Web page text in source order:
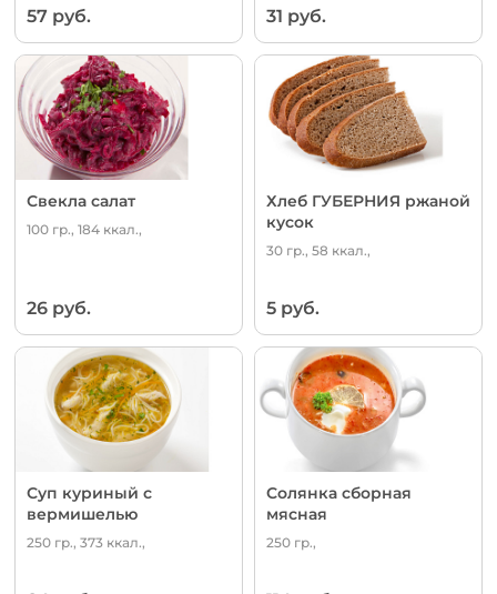
57 руб. 31 руб.
Свекла салат
100 гр., 184 ккал.,
26 руб.
Хлеб ГУБЕРНИЯ ржаной
кусок
30 гр., 58 ккал.,
5 руб.
Суп куриный с
вермишелью
250 гр., 373 ккал.,
Солянка сборная
мясная
250 гр.,